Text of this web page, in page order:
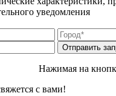
уведомления
Нажимая на
с вами!